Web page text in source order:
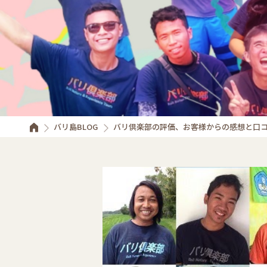
バリ島BLOG バリ倶楽部の評価、お客様からの感想と口